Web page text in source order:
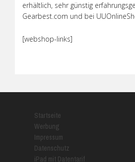
erhältlich, sehr günstig
Gearbest.com und bei
[webshop-links]
Startseite
Werbung
Impressum
Datenschutz
iPad mit Datentarif